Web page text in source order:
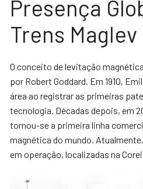
Presença
Trens Maglev
O conceito de levitação
por Robert Goddard. Em 1910,
área ao registrar as primeiras
tecnologia. Décadas depois, em
tornou-se a primeira linha
magnética do mundo.
em operação, localizadas na